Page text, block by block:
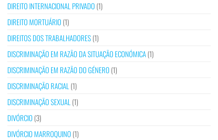
DIREITO INTERNACIONAL PRIVADO (1)
DIREITO MORTUÁRIO (1)
DIREITOS DOS TRABALHADORES(1)
DISCRIMINAÇÃO EM RAZÃO DA SITUAÇÃO ECONÓMICA(1)
DISCRIMINAÇÃO EM RAZÃO DO GÉNERO (1)
DISCRIMINAÇÃO RACIAL (1)
DISCRIMINAÇÃO SEXUAL (1)
DIVÓRCIO (3)
DIVÓRCIO MARROQUINO (1)